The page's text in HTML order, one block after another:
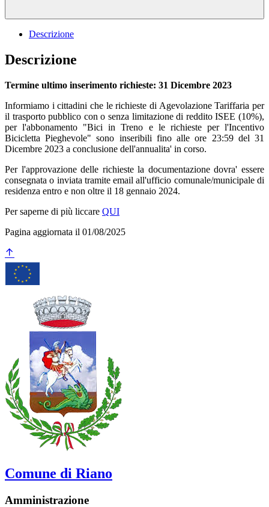
Descrizione
Descrizione
Termine ultimo inserimento richieste: 31 Dicembre 2023
Informiamo i cittadini che le richieste di Agevolazione Tariffaria per
il trasporto pubblico con o senza limitazione di reddito ISEE (10%),
per l'abbonamento "Bici in Treno e le richieste per l'Incentivo
Bicicletta Pieghevole" sono inseribili fino alle ore 23:59 del 31
Dicembre 2023 a conclusione dell'annualita' in corso.
Per l'approvazione delle richieste la documentazione dovra' essere
consegnata o inviata tramite email all'ufficio comunale/municipale di
residenza entro e non oltre il 18 gennaio 2024.
Per saperne di più liccare QUI
Pagina aggiornata il 01/08/2025
Comune di Riano
Amministrazione